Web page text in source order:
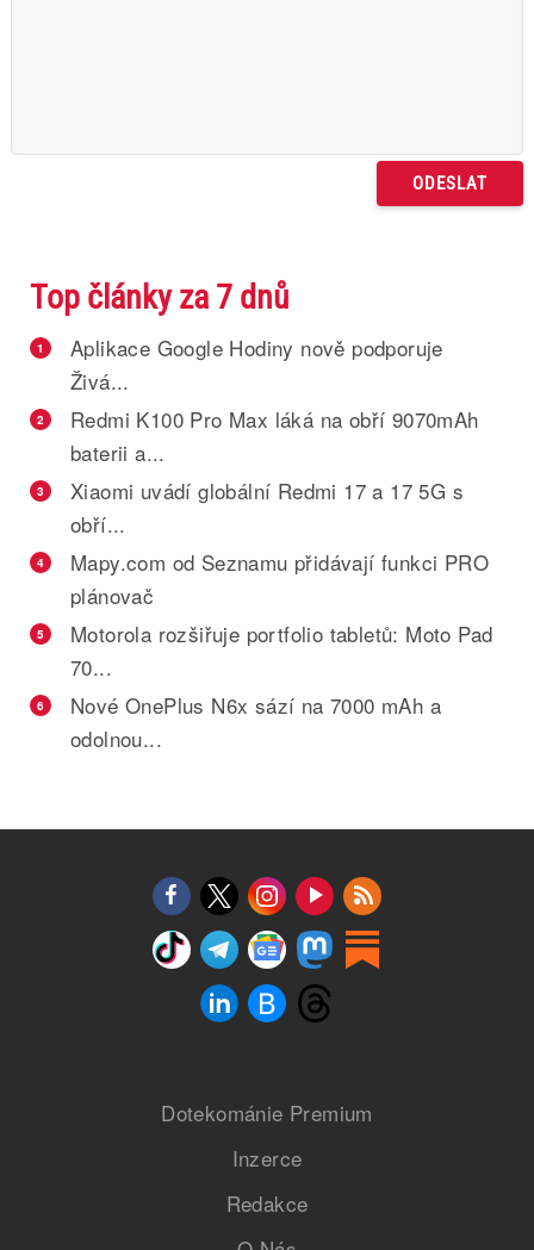
Top články za 7 dnů
1
Aplikace Google Hodiny nově podporuje
Živá...
2
Redmi K100 Pro Max láká na obří 9070mAh
baterii a...
3
Xiaomi uvádí globální Redmi 17 a 17 5G s
obří...
4
Mapy.com od Seznamu přidávají funkci PRO
plánovač
5
Motorola rozšiřuje portfolio tabletů: Moto Pad
70...
6
Nové OnePlus N6x sází na 7000 mAh a
odolnou...
Dotekománie Premium
Inzerce
Redakce